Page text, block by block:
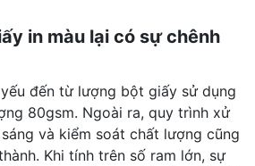
in màu lại có sự chênh
đến từ lượng bột giấy sử dụng
80gsm. Ngoài ra, quy trình xử
và kiểm soát chất lượng cũng
Khi tính trên số ram lớn, sự